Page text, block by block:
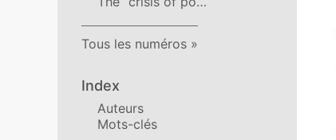
Tous les numéros
Index
Auteurs
Mots-clés